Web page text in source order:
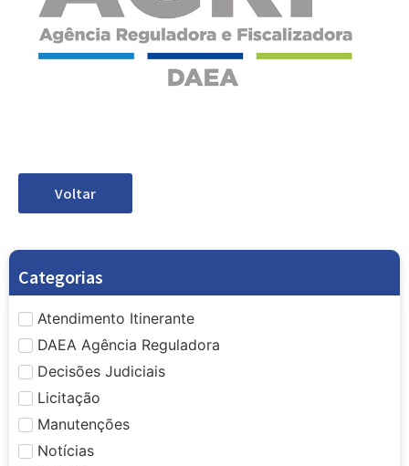
Voltar
Categorias
Atendimento Itinerante
DAEA Agência Reguladora
Decisões Judiciais
Licitação
Manutenções
Notícias